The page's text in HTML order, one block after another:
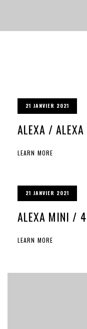
21 JANVIER 2021
ALEXA /
LEARN MORE
21 JANVIER 2021
ALEXA MINI /
LEARN MORE